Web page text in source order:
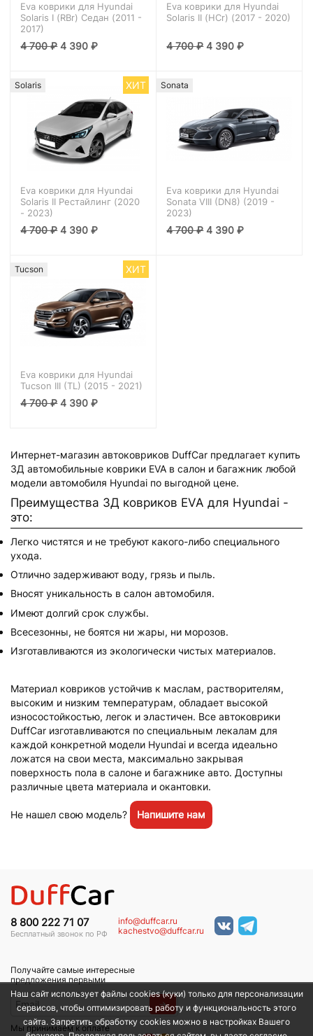
Eva коврики для Hyundai
Solaris I (RBr) Седан (2011 -
2017)
4 700₽ 4 390₽
Eva коврики для Hyundai
Solaris II (HCr) (2017 - 2020)
4 700₽ 4 390₽
Solaris ХИТ
Eva коврики для Hyundai
Solaris II Рестайлинг (2020
- 2023)
4 700₽ 4 390₽
Sonata
Eva коврики для Hyundai
Sonata VIII (DN8) (2019 -
2023)
4 700₽ 4 390₽
Tucson ХИТ
Eva коврики для Hyundai
Tucson III (TL) (2015 - 2021)
4 700₽ 4 390₽
Интернет-магазин автоковриков DuffCar предлагает купить
3Д автомобильные коврики EVA в салон и багажник любой
модели автомобиля Hyundai по выгодной цене.
Преимущества 3Д ковриков EVA для Hyundai -
это:
Легко чистятся и не требуют какого-либо специального
ухода.
Отлично задерживают воду, грязь и пыль.
Вносят уникальность в салон автомобиля.
Имеют долгий срок службы.
Всесезонны, не боятся ни жары, ни морозов.
Изготавливаются из экологически чистых материалов.
Материал ковриков устойчив к маслам, растворителям,
высоким и низким температурам, обладает высокой
износостойкостью, легок и эластичен. Все автоковрики
DuffCar изготавливаются по специальным лекалам для
каждой конкретной модели Hyundai и всегда идеально
ложатся на свои места, максимально закрывая
поверхность пола в салоне и багажнике авто. Доступны
различные цвета материала и окантовки.
Не нашел свою модель? Напишите нам
8 800 222 71 07
Бесплатный звонок по РФ
info@duffcar.ru
kachestvo@duffcar.ru
Получайте самые интересные
предложения первыми
→
Мы принимаем к оплате
Наш сайт использует файлы cookies (куки) только для персонализации
сервисов, чтобы оптимизировать работу и функциональность этого
сайта. Запретить обработку cookies можно в настройках Вашего